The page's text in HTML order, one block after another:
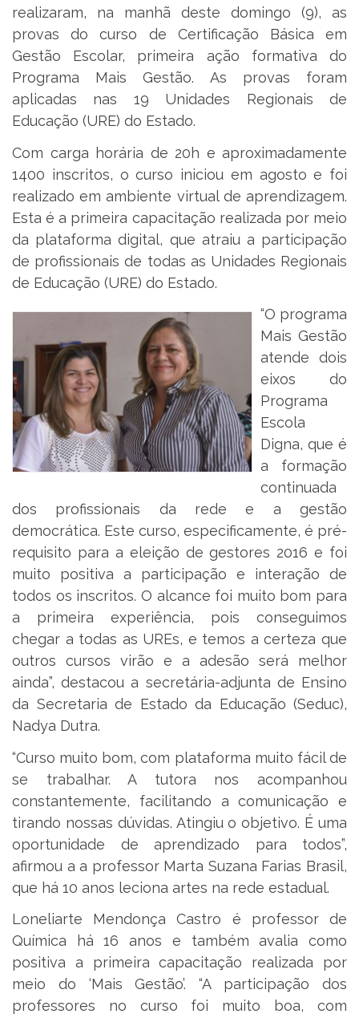
realizaram, na manhã deste domingo (9), as
provas do curso de Certificação Básica em
Gestão Escolar, primeira ação formativa do
Programa Mais Gestão. As provas foram
aplicadas nas 19 Unidades Regionais de
Educação (URE) do Estado.
Com carga horária de 20h e aproximadamente
1400 inscritos, o curso iniciou em agosto e foi
realizado em ambiente virtual de aprendizagem.
Esta é a primeira capacitação realizada por meio
da plataforma digital, que atraiu a participação
de profissionais de todas as Unidades Regionais
de Educação (URE) do Estado.
“O programa
Mais Gestão
atende dois
eixos do
Programa
Escola
Digna, que é
a formação
continuada
dos profissionais da rede e a gestão
democrática. Este curso, especificamente, é pré-
requisito para a eleição de gestores 2016 e foi
muito positiva a participação e interação de
todos os inscritos. O alcance foi muito bom para
a primeira experiência, pois conseguimos
chegar a todas as UREs, e temos a certeza que
outros cursos virão e a adesão será melhor
ainda”, destacou a secretária-adjunta de Ensino
da Secretaria de Estado da Educação (Seduc),
Nadya Dutra.
“Curso muito bom, com plataforma muito fácil de
se trabalhar. A tutora nos acompanhou
constantemente, facilitando a comunicação e
tirando nossas dúvidas. Atingiu o objetivo. É uma
oportunidade de aprendizado para todos”,
afirmou a a professor Marta Suzana Farias Brasil,
que há 10 anos leciona artes na rede estadual.
Loneliarte Mendonça Castro é professor de
Química há 16 anos e também avalia como
positiva a primeira capacitação realizada por
meio do ‘Mais Gestão’. “A participação dos
professores no curso foi muito boa, com